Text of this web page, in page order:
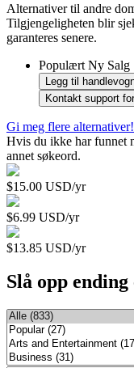
Alternativer til andre
Tilgjengeligheten blir
garanteres senere.
Populært Ny Salg
Legg til
Kontakt support
Gi meg flere alternativer!
Hvis du ikke har funnet
annet søkeord.
$15.00 USD/yr
$6.99 USD/yr
$13.85 USD/yr
Slå opp